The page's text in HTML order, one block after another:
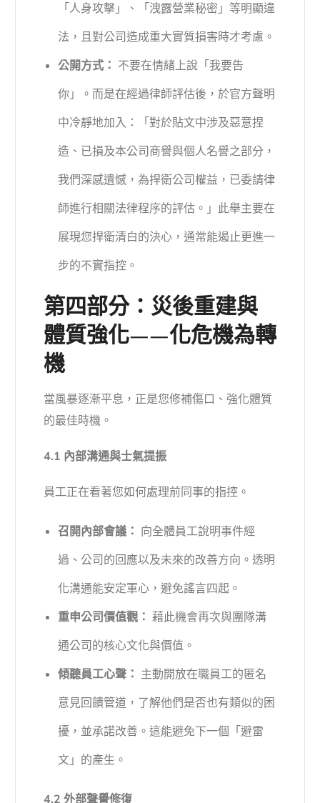
「人身攻擊」、「洩露營業秘密」等明顯違
法，且對公司造成重大實質損害時才考慮。
公開方式： 不要在情緒上說「我要告
你」。而是在經過律師評估後，於官方聲明
中冷靜地加入：「對於貼文中涉及惡意捏
造、已損及本公司商譽與個人名譽之部分，
我們深感遺憾，為捍衛公司權益，已委請律
師進行相關法律程序的評估。」此舉主要在
展現您捍衛清白的決心，通常能遏止更進一
步的不實指控。
第四部分：災後重建與
體質強化——化危機為轉
機
當風暴逐漸平息，正是您修補傷口、強化體質
的最佳時機。
4.1 內部溝通與士氣提振
員工正在看著您如何處理前同事的指控。
召開內部會議： 向全體員工說明事件經
過、公司的回應以及未來的改善方向。透明
化溝通能安定軍心，避免謠言四起。
重申公司價值觀： 藉此機會再次與團隊溝
通公司的核心文化與價值。
傾聽員工心聲： 主動開放在職員工的匿名
意見回饋管道，了解他們是否也有類似的困
擾，並承諾改善。這能避免下一個「避雷
文」的產生。
4.2 外部聲譽修復